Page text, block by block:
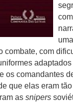
combate, com
os comandantes
que elas eram
as snipers